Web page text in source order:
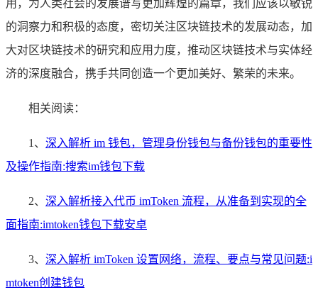
用，为人类社会的发展谱写更加辉煌的篇章，我们应该以敏锐
的洞察力和积极的态度，密切关注区块链技术的发展动态，加
大对区块链技术的研究和应用力度，推动区块链技术与实体经
济的深度融合，携手共同创造一个更加美好、繁荣的未来。
相关阅读：
1、 深入解析 im 钱包，管理身份钱包与备份钱包的重要性
及操作指南:搜索im钱包下载
2、 深入解析接入代币 imToken 流程，从准备到实现的全
面指南:imtoken钱包下载安卓
3、 深入解析 imToken 设置网络，流程、要点与常见问题:i
mtoken创建钱包